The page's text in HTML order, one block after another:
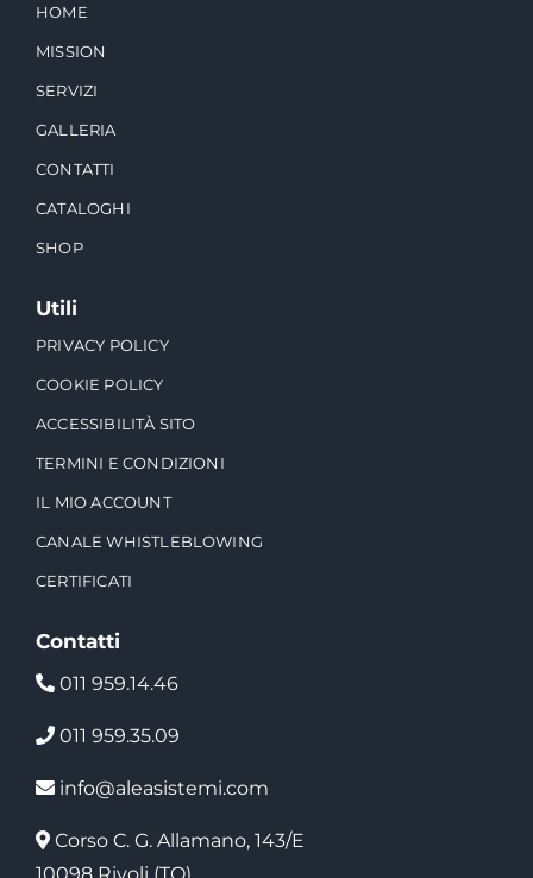
HOME
MISSION
SERVIZI
GALLERIA
CONTATTI
CATALOGHI
SHOP
Utili
PRIVACY POLICY
COOKIE POLICY
ACCESSIBILITÀ SITO
TERMINI E CONDIZIONI
IL MIO ACCOUNT
CANALE WHISTLEBLOWING
CERTIFICATI
Contatti
011 959.14.46
011 959.35.09
info@aleasistemi.com
Corso C. G. Allamano, 143/E